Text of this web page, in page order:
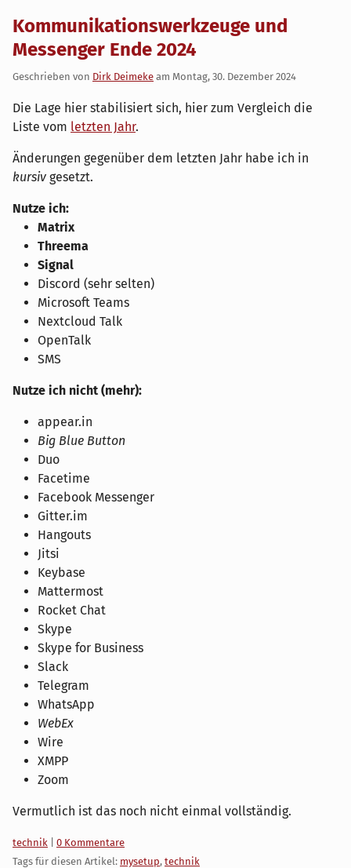
Kommunikationswerkzeuge und
Messenger Ende 2024
Geschrieben von Dirk Deimeke am Montag, 30. Dezember 2024
Die Lage hier stabilisiert sich, hier zum Vergleich die
Liste vom letzten Jahr.
Änderungen gegenüber dem letzten Jahr habe ich in
kursiv gesetzt.
Nutze ich:
Matrix
Threema
Signal
Discord (sehr selten)
Microsoft Teams
Nextcloud Talk
OpenTalk
SMS
Nutze ich nicht (mehr):
appear.in
Big Blue Button
Duo
Facetime
Facebook Messenger
Gitter.im
Hangouts
Jitsi
Keybase
Mattermost
Rocket Chat
Skype
Skype for Business
Slack
Telegram
WhatsApp
WebEx
Wire
XMPP
Zoom
Vermutlich ist das noch nicht einmal vollständig.
Kategorien:
technik
0 Kommentare
Tags für diesen Artikel: mysetup, technik